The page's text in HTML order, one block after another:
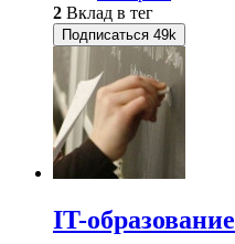
2 Вклад в тег
Подписаться 49k
IT-образование